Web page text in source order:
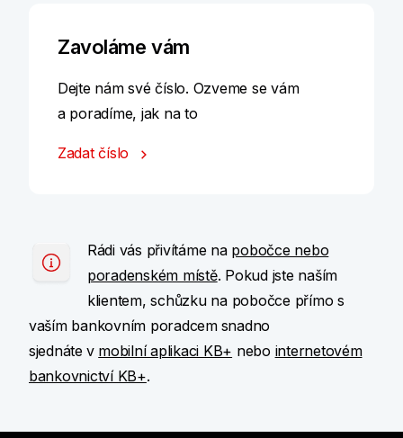
Zavoláme vám
Dejte nám své číslo. Ozveme se vám
a poradíme, jak na to
Zadat číslo
Rádi vás přivítáme na pobočce nebo
poradenském místě. Pokud jste naším
klientem, schůzku na pobočce přímo s
vaším bankovním poradcem snadno
sjednáte v mobilní aplikaci KB+ nebo internetovém
bankovnictví KB+.